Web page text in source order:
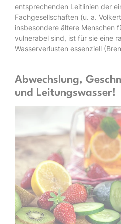
entsprechenden Leitlinien der
Fachgesellschaften (u. a.
insbesondere ältere Menschen
vulnerabel sind, ist für sie eine
Wasserverlusten essenziell
Abwechslung,
und Leitungswasser!